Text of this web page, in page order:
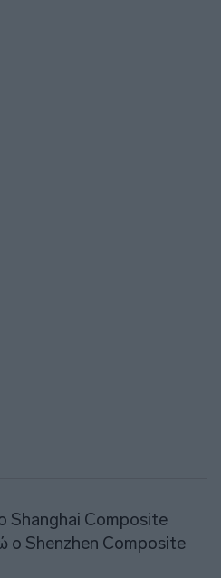
Shanghai Composite
ο Shenzhen Composite